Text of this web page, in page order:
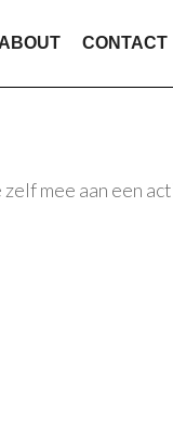
ABOUT CONTACT
mee aan een